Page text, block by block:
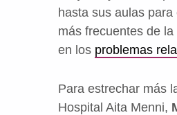
hasta sus aulas
más frecuentes de
en los problemas
Para estrechar más
Hospital Aita Menni,